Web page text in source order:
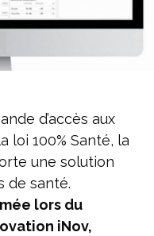
d’accès aux
loi 100% Santé, la
une solution
de santé.
lors du
iNov,